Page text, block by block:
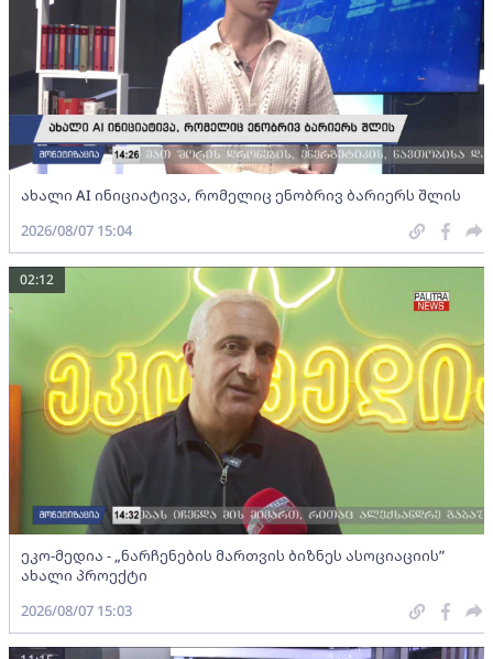
ახალი AI ინიციატივა, რომელიც ენობრივ ბარიერს შლის
2026/08/07 15:04
ეკო-მედია - „ნარჩენების მართვის ბიზნეს ასოციაციის”
ახალი პროექტი
02:12
2026/08/07 15:03